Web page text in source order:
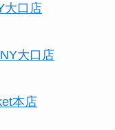
大口店
大口店
本店